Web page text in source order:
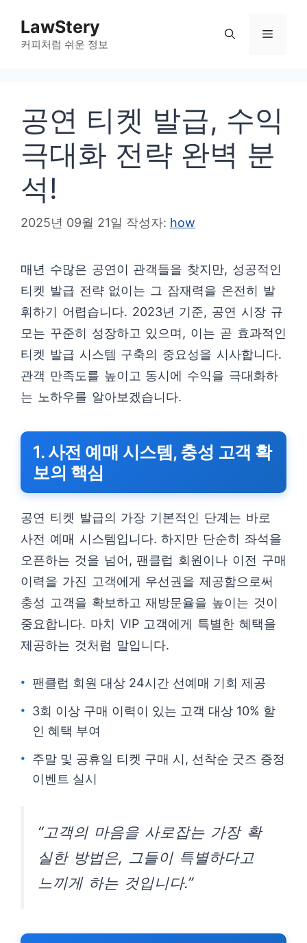
LawStery
커피처럼 쉬운 정보
메
공연 티켓 발급, 수익
극대화 전략 완벽 분
석!
2025년 09월 21일 작성자: how
매년 수많은 공연이 관객들을 찾지만, 성공적인
티켓 발급 전략 없이는 그 잠재력을 온전히 발
휘하기 어렵습니다. 2023년 기준, 공연 시장 규
모는 꾸준히 성장하고 있으며, 이는 곧 효과적인
티켓 발급 시스템 구축의 중요성을 시사합니다.
관객 만족도를 높이고 동시에 수익을 극대화하
는 노하우를 알아보겠습니다.
1. 사전 예매 시스템, 충성 고객 확
보의 핵심
공연 티켓 발급의 가장 기본적인 단계는 바로
사전 예매 시스템입니다. 하지만 단순히 좌석을
오픈하는 것을 넘어, 팬클럽 회원이나 이전 구매
이력을 가진 고객에게 우선권을 제공함으로써
충성 고객을 확보하고 재방문율을 높이는 것이
중요합니다. 마치 VIP 고객에게 특별한 혜택을
제공하는 것처럼 말입니다.
팬클럽 회원 대상 24시간 선예매 기회 제공
3회 이상 구매 이력이 있는 고객 대상 10% 할
인 혜택 부여
주말 및 공휴일 티켓 구매 시, 선착순 굿즈 증정
이벤트 실시
“고객의 마음을 사로잡는 가장 확
실한 방법은, 그들이 특별하다고
느끼게 하는 것입니다.”